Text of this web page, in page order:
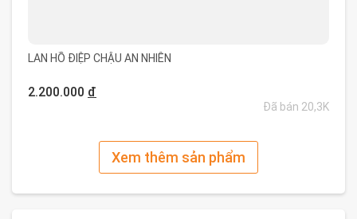
LAN HỒ ĐIỆP CHẬU AN NHIÊN
2.200.000 đ
Đã bán 20,3K
Xem thêm sản phẩm